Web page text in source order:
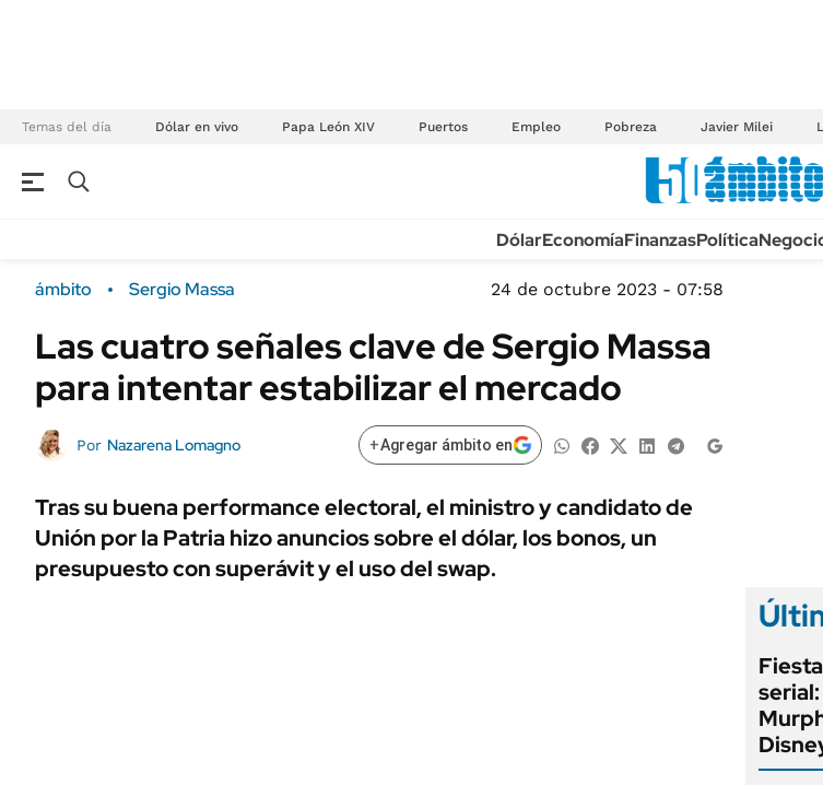
Temas del día Dólar en vivo Papa León XIV Puertos Empleo Pobreza Javier Milei
Campo
FINANZAS
Mercados
ÁMBITO DEBATE
MEDIAKIT AMBITO DEBATE
Sustentabilidad
Seguros
POLÍTICA
URUGUAY
TECNOLOGÍA
MÉXICO
MUNDO
INFORMACIÓN GENERAL
LIFESTYLE
AUTOS
DólarEconomíaFinanzasPolítica
ámbito Sergio Massa 24 de octubre 2023 - 07:58
Las cuatro señales clave de Sergio Massa
para intentar estabilizar el mercado
Por Nazarena Lomagno +Agregar ámbito en
Tras su buena performance electoral, el ministro y candidato de
Unión por la Patria hizo anuncios sobre el dólar, los bonos, un
presupuesto con superávit y el uso del swap.